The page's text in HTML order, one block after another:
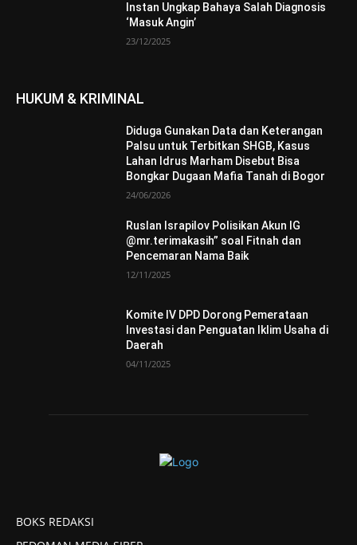
Instan Ungkap Bahaya Salah Diagnosis
‘Masuk Angin’
23/12/2025
HUKUM & KRIMINAL
Diduga Gunakan Data dan Keterangan
Palsu untuk Terbitkan SHGB, Kasus
Lahan Idrus Marham Disebut Bisa
Bongkar Dugaan Mafia Tanah di Bogor
24/06/2026
Ruslan Israpilov Polisikan Akun IG
@mr.terimakasih” soal Fitnah dan
Pencemaran Nama Baik
12/11/2025
Komite IV DPD Dorong Pemerataan
Investasi dan Penguatan Iklim Usaha di
Daerah
04/11/2025
BOKS REDAKSI